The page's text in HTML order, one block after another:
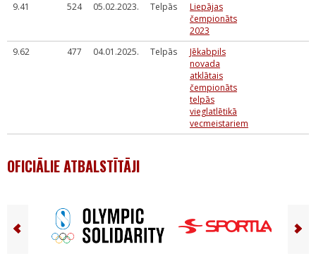
9.41
524 05.02.2023. Telpās
Liepājas
čempionāts
2023
9.62
477 04.01.2025. Telpās
Jēkabpils
novada
atklātais
čempionāts
telpās
vieglatlētikā
vecmeistariem
OFICIĀLIE ATBALSTĪTĀJI